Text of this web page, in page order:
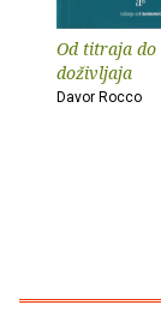
Od titraja do
doživljaja
Davor Rocco